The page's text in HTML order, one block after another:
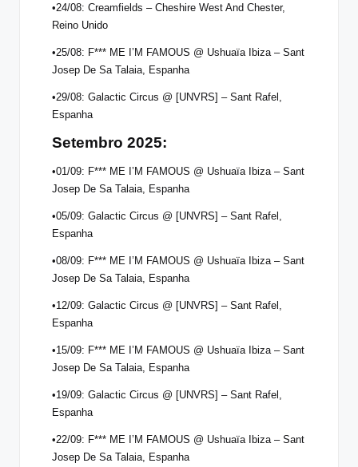
•24/08: Creamfields – Cheshire West And Chester,
Reino Unido
•25/08: F*** ME I’M FAMOUS @ Ushuaïa Ibiza – Sant
Josep De Sa Talaia, Espanha
•29/08: Galactic Circus @ [UNVRS] – Sant Rafel,
Espanha
Setembro 2025:
•01/09: F*** ME I’M FAMOUS @ Ushuaïa Ibiza – Sant
Josep De Sa Talaia, Espanha
•05/09: Galactic Circus @ [UNVRS] – Sant Rafel,
Espanha
•08/09: F*** ME I’M FAMOUS @ Ushuaïa Ibiza – Sant
Josep De Sa Talaia, Espanha
•12/09: Galactic Circus @ [UNVRS] – Sant Rafel,
Espanha
•15/09: F*** ME I’M FAMOUS @ Ushuaïa Ibiza – Sant
Josep De Sa Talaia, Espanha
•19/09: Galactic Circus @ [UNVRS] – Sant Rafel,
Espanha
•22/09: F*** ME I’M FAMOUS @ Ushuaïa Ibiza – Sant
Josep De Sa Talaia, Espanha